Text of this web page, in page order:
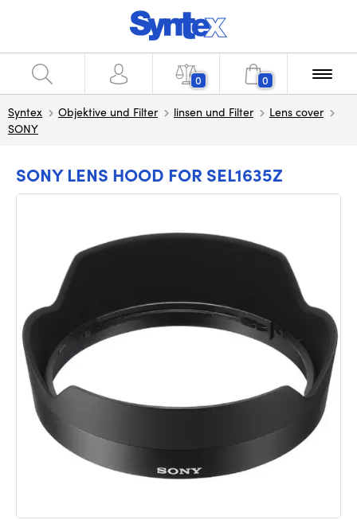
0 0
Syntex Objektive und Filter linsen und Filter
Lens cover
SONY
SONY LENS HOOD FOR SEL1635Z